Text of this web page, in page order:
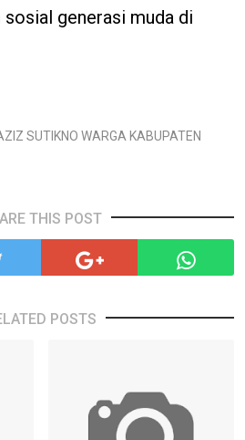
generasi muda di
SUTIKNO WARGA KABUPATEN
THIS POST
POSTS